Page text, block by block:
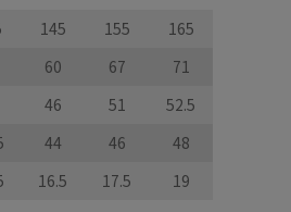
145 155
165
60 67
71
46 51
52.5
44 46
48
16.5 17.5 19